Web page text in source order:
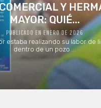
Y
MAYOR: QUIÉ...
PUBLICADO EN ENERO DE 2026
estaba realizando su labor de
dentro de un pozo ...